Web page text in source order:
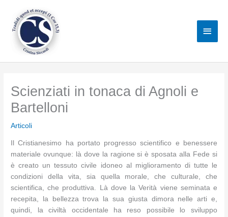
contenuto
Scienziati in tonaca di Agnoli e
Bartelloni
Articoli
Il Cristianesimo ha portato progresso scientifico e benessere
materiale ovunque: là dove la ragione si è sposata alla Fede si
è creato un tessuto civile idoneo al miglioramento di tutte le
condizioni della vita, sia quella morale, che culturale, che
scientifica, che produttiva. Là dove la Verità viene seminata e
recepita, la bellezza trova la sua giusta dimora nelle arti e,
quindi, la civiltà occidentale ha reso possibile lo sviluppo